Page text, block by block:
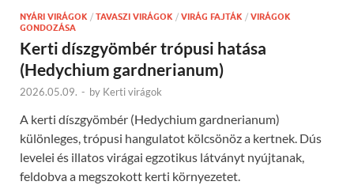
NYÁRI VIRÁGOK / TAVASZI VIRÁGOK / VIRÁG FAJTÁK / VIRÁGOK
GONDOZÁSA
Kerti díszgyömbér trópusi hatása
(Hedychium gardnerianum)
2026.05.09. - by Kerti virágok
A kerti díszgyömbér (Hedychium gardnerianum)
különleges, trópusi hangulatot kölcsönöz a kertnek. Dús
levelei és illatos virágai egzotikus látványt nyújtanak,
feldobva a megszokott kerti környezetet.